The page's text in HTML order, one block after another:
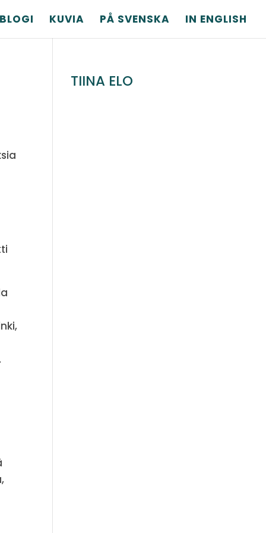
BLOGI KUVIA PÅ SVENSKA IN ENGLISH
TIINA ELO